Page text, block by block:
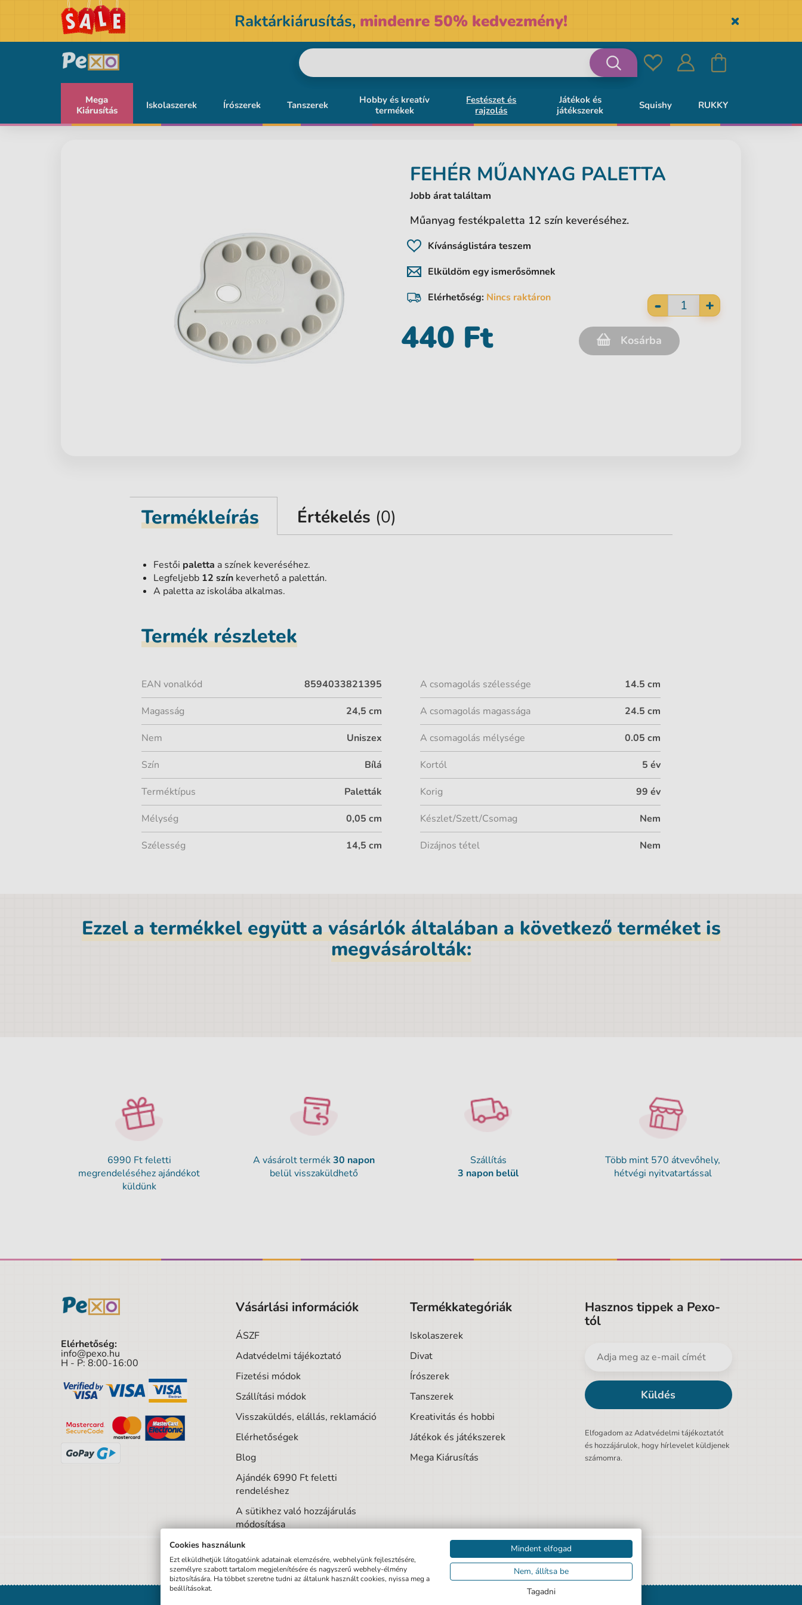
Raktárkiárusítás, mindenre 50% kedvezmény! Skryť
KedvencekBejelentkezés
Kosár
Mega
Kiárusítás
Iskolaszerek Írószerek Tanszerek
Hobby és kreatív
termékek
Festészet és
rajzolás
Játékok és
játékszerek
Squishy RUKKY
FEHÉR MŰANYAG PALETTA
Jobb árat találtam
Műanyag festékpaletta 12 szín keveréséhez.
Kívánságlistára teszem
Elküldöm egy ismerősömnek
Elérhetőség: Nincs raktáron - +
440 Ft Kosárba
Termékleírás Értékelés (0)
Festői paletta a színek keveréséhez.
Legfeljebb 12 szín keverhető a palettán.
A paletta az iskolába alkalmas.
Termék részletek
EAN vonalkód 8594033821395
Magasság 24,5 cm
Nem Uniszex
Szín Bílá
Terméktípus Paletták
Mélység 0,05 cm
Szélesség 14,5 cm
A csomagolás szélessége 14.5 cm
A csomagolás magassága 24.5 cm
A csomagolás mélysége 0.05 cm
Kortól 5 év
Korig 99 év
Készlet/Szett/Csomag Nem
Dizájnos tétel Nem
Ezzel a termékkel együtt a vásárlók általában a következő terméket is
megvásárolták:
6990 Ft feletti
megrendeléséhez ajándékot
küldünk
A vásárolt termék30 napon
belül visszaküldhető
Szállítás
3 napon belül
Több mint 570 átvevőhely,
hétvégi nyitvatartással
Elérhetőség:
info@pexo.hu
H - P: 8:00-16:00
Vásárlási információk
ÁSZF
Adatvédelmi tájékoztató
Fizetési módok
Szállítási módok
Visszaküldés, elállás, reklamáció
Elérhetőségek
Blog
Ajándék 6990 Ft feletti
rendeléshez
A sütikhez való hozzájárulás
módosítása
Termékkategóriák
Iskolaszerek
Divat
Írószerek
Tanszerek
Kreativitás és hobbi
Játékok és játékszerek
Mega Kiárusítás
Hasznos tippek a Pexo-
tól
Küldés
Elfogadom az Adatvédelmi tájékoztatót
és hozzájárulok, hogy hírlevelet küldjenek
számomra.
Cookies használunk
Ezt elküldhetjük látogatóink adatainak elemzésére, webhelyünk fejlesztésére,
személyre szabott tartalom megjelenítésére és nagyszerű webhely-élmény
biztosítására. Ha többet szeretne tudni az általunk használt cookies, nyissa meg a
beállításokat.
Mindent elfogad
Nem, állítsa be
Tagadni